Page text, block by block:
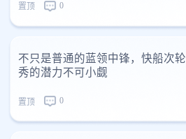
置顶 0
不只是普通的蓝领中锋，快船次轮
秀的潜力不可小觑
置顶 0